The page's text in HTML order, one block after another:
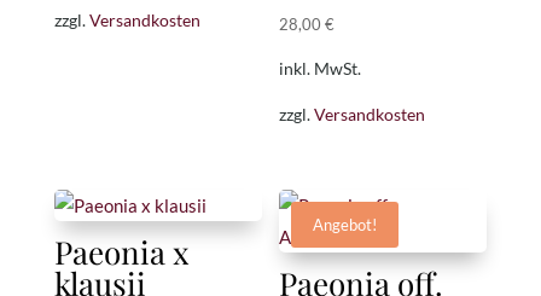
zzgl.Versandkosten 28,00€
inkl. MwSt.
zzgl.Versandkosten
Paeonia x
klausii
Angebot!
Paeonia off.